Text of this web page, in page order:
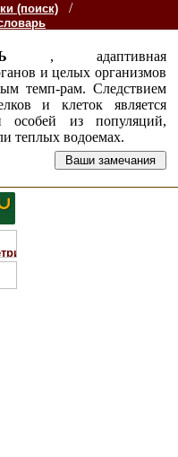
(поиск) /
, адаптивная
и целых организмов
темп-рам. Следствием
и клеток является
особей из популяций,
теплых водоемах.